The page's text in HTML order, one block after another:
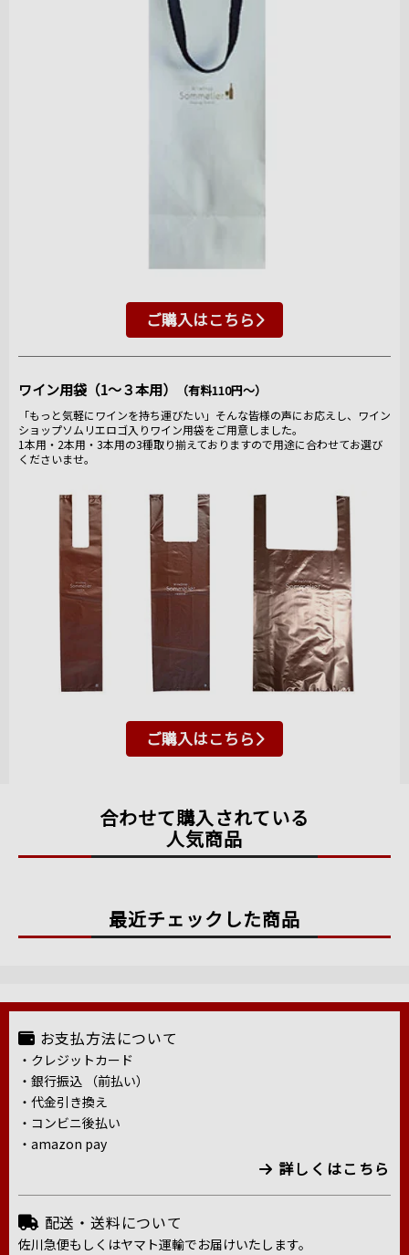
ご購入はこちら
ワイン用袋（1～３本用） （有料110円～）
「もっと気軽にワインを持ち運びたい」そんな皆様の声にお応えし、ワイン
ショップソムリエロゴ入りワイン用袋をご用意しました。
1本用・2本用・3本用の3種取り揃えておりますので用途に合わせてお選び
くださいませ。
ご購入はこちら
合わせて購入されている
人気商品
最近チェックした商品
お支払方法について
・クレジットカード
・銀行振込 （前払い）
・代金引き換え
・コンビニ後払い
・amazon pay
詳しくはこちら
配送・送料について
佐川急便もしくはヤマト運輸でお届けいたします。